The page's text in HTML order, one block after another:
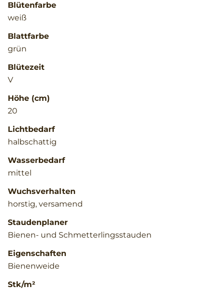
Blütenfarbe
weiß
Blattfarbe
grün
Blütezeit
V
Höhe (cm)
20
Lichtbedarf
halbschattig
Wasserbedarf
mittel
Wuchsverhalten
horstig, versamend
Staudenplaner
Bienen- und Schmetterlingsstauden
Eigenschaften
Bienenweide
Stk/m²